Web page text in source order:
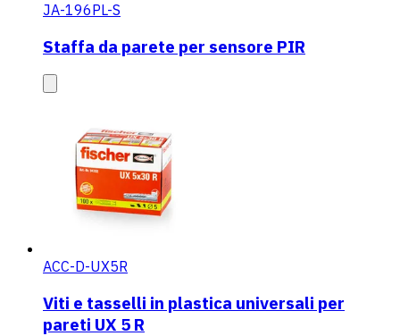
JA-196PL-S
Staffa da parete per sensore PIR
ACC-D-UX5R
Viti e tasselli in plastica universali per
pareti UX 5 R